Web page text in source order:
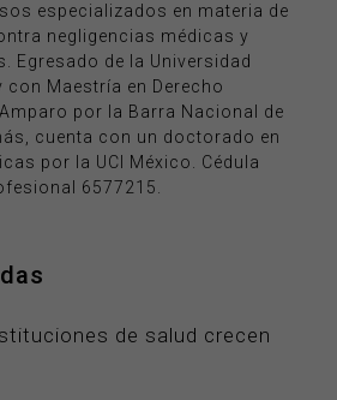
especializados en materia de
negligencias médicas y
Egresado de la Universidad
con Maestría en Derecho
por la Barra Nacional de
cuenta con un doctorado en
por la UCI México. Cédula
6577215.
de salud crecen